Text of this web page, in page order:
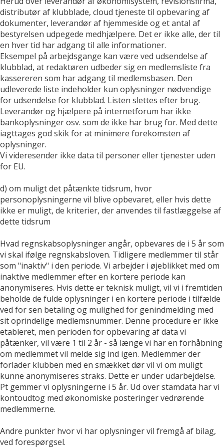
distributør af klubblade, cloud tjeneste til opbevaring af
dokumenter, leverandør af hjemmeside og et antal af
bestyrelsen udpegede medhjælpere. Det er ikke alle, der til
en hver tid har adgang til alle informationer.
Eksempel på arbejdsgange kan være ved udsendelse af
klubblad, at redaktøren udbeder sig en medlemsliste fra
kassereren som har adgang til medlemsbasen. Den
udleverede liste indeholder kun oplysninger nødvendige
for udsendelse for klubblad. Listen slettes efter brug.
Leverandør og hjælpere på internetforum har ikke
bankoplysninger osv. som de ikke har brug for. Med dette
iagttages god skik for at minimere forekomsten af
oplysninger.
Vi videresender ikke data til personer eller tjenester uden
for EU.
d) om muligt det påtænkte tidsrum, hvor
personoplysningerne vil blive opbevaret, eller hvis dette
ikke er muligt, de kriterier, der anvendes til fastlæggelse af
dette tidsrum
Hvad regnskabsoplysninger angår, opbevares de i 5 år som
vi skal ifølge regnskabsloven. Tidligere medlemmer til står
som "inaktiv" i den periode. Vi arbejder i øjeblikket med om
inaktive medlemmer efter en kortere periode kan
anonymiseres. Hvis dette er teknisk muligt, vil vi i fremtiden
beholde de fulde oplysninger i en kortere periode i tilfælde
ved for sen betaling og mulighed for genindmelding med
sit oprindelige medlemsnummer. Denne procedure er ikke
etableret, men perioden for opbevaring af data vi
påtænker, vil være 1 til 2 år - så længe vi har en forhåbning
om medlemmet vil melde sig ind igen. Medlemmer der
forlader klubben med en smækket dør vil vi om muligt
kunne anonymiseres straks. Dette er under udarbejdelse.
Pt gemmer vi oplysningerne i 5 år. Ud over stamdata har vi
kontoudtog med økonomiske posteringer vedrørende
medlemmerne.
Andre punkter hvor vi har oplysninger vil fremgå af bilag,
ved forespørgsel.